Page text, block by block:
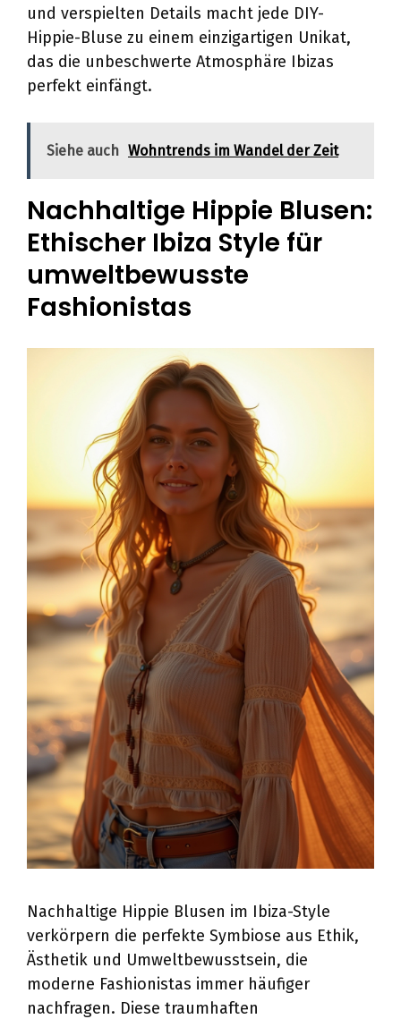
und verspielten Details macht jede DIY-
Hippie-Bluse zu einem einzigartigen Unikat,
das die unbeschwerte Atmosphäre Ibizas
perfekt einfängt.
Siehe auch Wohntrends im Wandel der Zeit
Nachhaltige Hippie Blusen:
Ethischer Ibiza Style für
umweltbewusste
Fashionistas
Nachhaltige Hippie Blusen im Ibiza-Style
verkörpern die perfekte Symbiose aus Ethik,
Ästhetik und Umweltbewusstsein, die
moderne Fashionistas immer häufiger
nachfragen. Diese traumhaften